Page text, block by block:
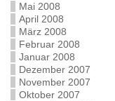
Mai 2008
April 2008
März 2008
Februar 2008
Januar 2008
Dezember 2007
November 2007
Oktober 2007